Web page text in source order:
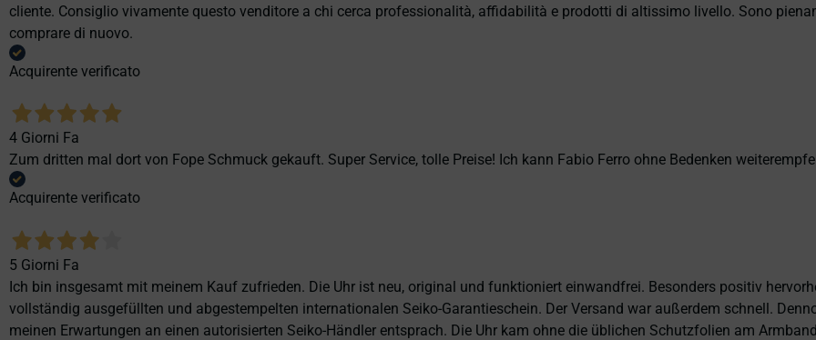
cliente. Consiglio vivamente questo venditore a chi cerca professionalità, affidabilità e prodotti di altissimo livello. Sono
comprare di nuovo.
Acquirente verificato
4 Giorni Fa
Zum dritten mal dort von Fope Schmuck gekauft. Super Service, tolle Preise! Ich kann Fabio Ferro ohne Bedenken
Acquirente verificato
5 Giorni Fa
Ich bin insgesamt mit meinem Kauf zufrieden. Die Uhr ist neu, original und funktioniert einwandfrei. Besonders positiv
vollständig ausgefüllten und abgestempelten internationalen Seiko-Garantieschein. Der Versand war außerdem schnell.
meinen Erwartungen an einen autorisierten Seiko-Händler entsprach. Die Uhr kam ohne die üblichen Schutzfolien am